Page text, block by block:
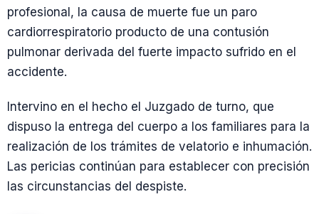
profesional, la causa de muerte fue un paro
cardiorrespiratorio producto de una contusión
pulmonar derivada del fuerte impacto sufrido en el
accidente.
Intervino en el hecho el Juzgado de turno, que
dispuso la entrega del cuerpo a los familiares para la
realización de los trámites de velatorio e inhumación.
Las pericias continúan para establecer con precisión
las circunstancias del despiste.